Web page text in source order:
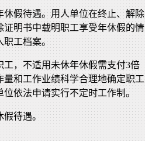
假待遇。用人单位在终止、解除
明书中载明职工享受年休假的情
职工档案。
，不适用未休年休假需支付3倍
和工作业绩科学合理地确定职工
依法申请实行不定时工作制。
待遇。